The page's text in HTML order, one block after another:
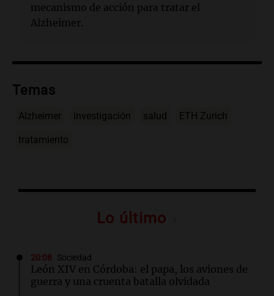
mecanismo de acción para tratar el
Alzheimer.
Temas
Alzheimer investigación salud ETH Zurich
tratamiento
Lo último
20:08 Sociedad
León XIV en Córdoba: el papa, los aviones de
guerra y una cruenta batalla olvidada